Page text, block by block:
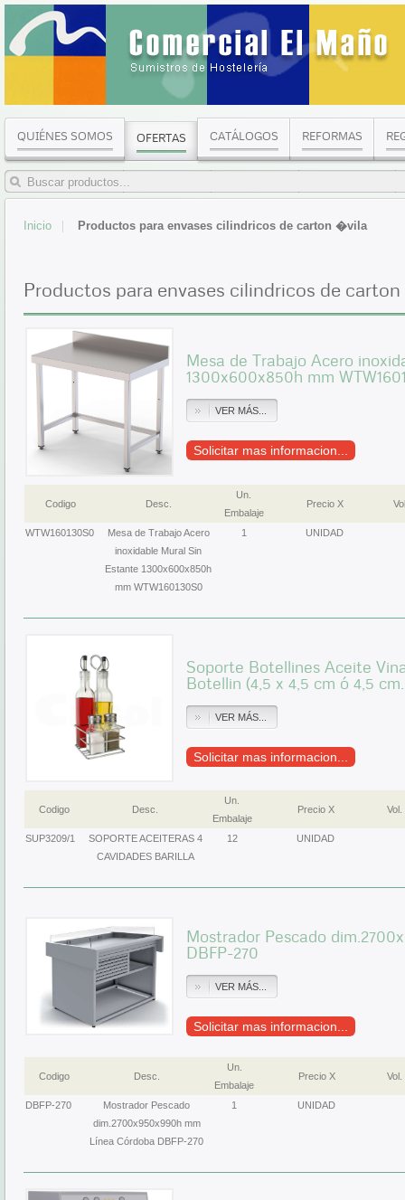
QUIÉNES SOMOS OFERTAS CATÁLOGOS REFORMAS
Inicio Productos para envases cilindricos de carton �vila
Productos para envases cilindricos de
Mesa de Trabajo Acero
1300x600x850h mm
VER MÁS...
Solicitar mas informacion...
Codigo Desc.
Un.
Embalaje
Precio X
WTW160130S0
Mesa de Trabajo Acero
inoxidable Mural Sin
Estante 1300x600x850h
mm WTW160130S0
1 UNIDAD
Soporte Botellines Aceite
Botellin (4,5 x 4,5 cm ó 4,5
VER MÁS...
Solicitar mas informacion...
Codigo Desc.
Un.
Embalaje
Precio X Vol.
SUP3209/1
SOPORTE ACEITERAS 4
CAVIDADES BARILLA
12 UNIDAD
Mostrador Pescado
DBFP-270
VER MÁS...
Solicitar mas informacion...
Codigo Desc.
Un.
Embalaje
Precio X Vol.
DBFP-270
Mostrador Pescado
dim.2700x950x990h mm
Línea Córdoba DBFP-270
1 UNIDAD